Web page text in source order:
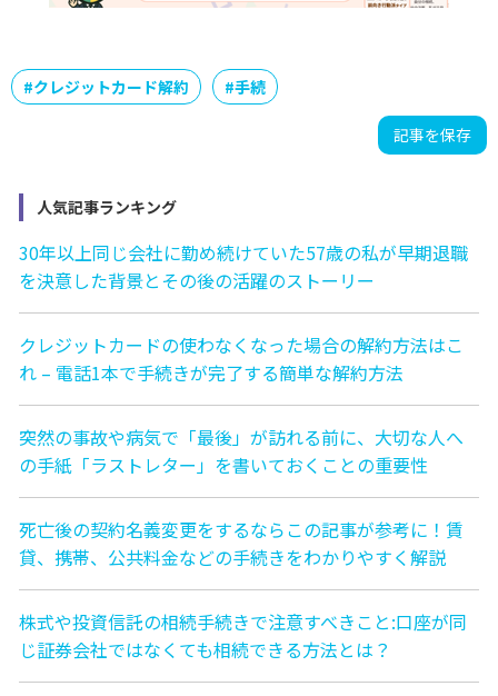
#クレジットカード解約 #手続
記事を保存
人気記事ランキング
30年以上同じ会社に勤め続けていた57歳の私が早期退職
を決意した背景とその後の活躍のストーリー
クレジットカードの使わなくなった場合の解約方法はこ
れ – 電話1本で手続きが完了する簡単な解約方法
突然の事故や病気で「最後」が訪れる前に、大切な人へ
の手紙「ラストレター」を書いておくことの重要性
死亡後の契約名義変更をするならこの記事が参考に！賃
貸、携帯、公共料金などの手続きをわかりやすく解説
株式や投資信託の相続手続きで注意すべきこと:口座が同
じ証券会社ではなくても相続できる方法とは？